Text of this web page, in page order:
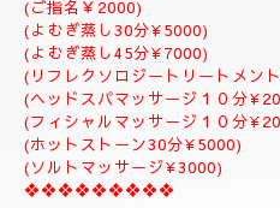
🌈🪻⑥デトックス体質改善トリー
リートメントコース🪻🌈
全身極上リンパドレナージュトリ
足つぼデトックス体質改善トリー
ジャプカサイ＆リンガムトリート
９０分￥25000
１２０分¥30000⇒¥28000
１５０分¥35000⇒¥32000
❖❖❖❖❖❖❖❖❖